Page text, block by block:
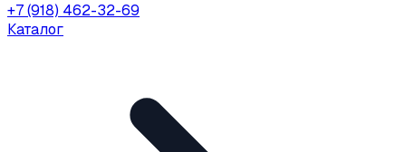
+7 (918) 462-32-69
Каталог